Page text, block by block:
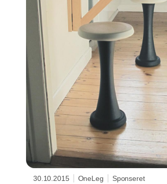
30.10.2015 OneLeg Sponseret